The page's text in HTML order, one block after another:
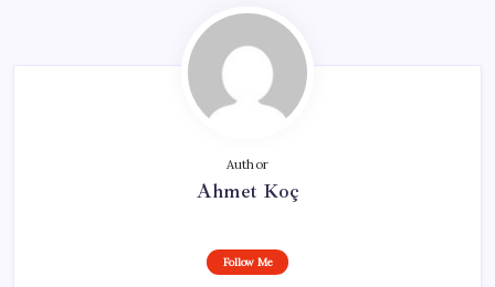
Author
Ahmet Koç
Follow Me